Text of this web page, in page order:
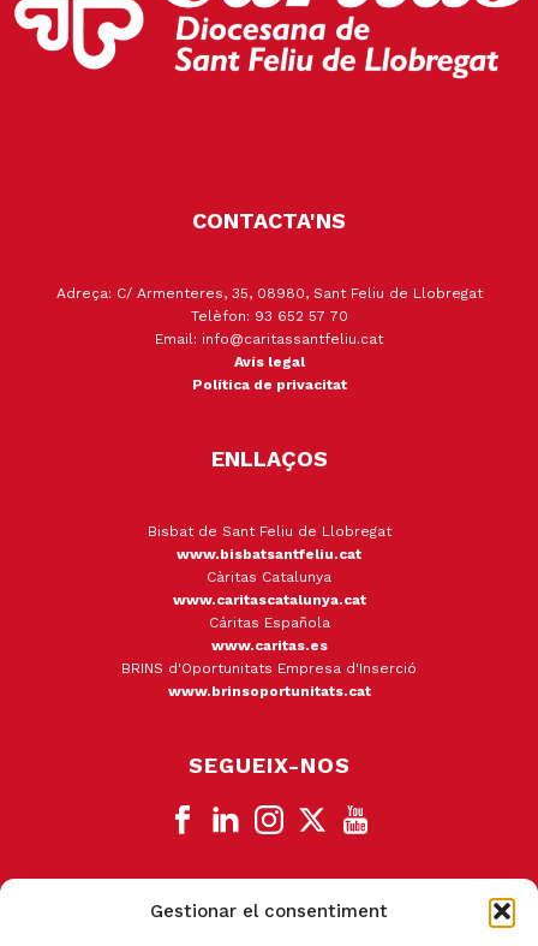
Gestionar el consentiment
CONTACTA'NS
Adreça: C/ Armenteres, 35, 08980, Sant Feliu de Llobregat
Telèfon: 93 652 57 70
Email: info@caritassantfeliu.cat
Avís legal
Política de privacitat
ENLLAÇOS
Bisbat de Sant Feliu de Llobregat
www.bisbatsantfeliu.cat
Càritas Catalunya
www.caritascatalunya.cat
Cáritas Española
www.caritas.es
BRINS d'Oportunitats Empresa d'Inserció
www.brinsoportunitats.cat
SEGUEIX-NOS
CANAL DE DENÚNCIA